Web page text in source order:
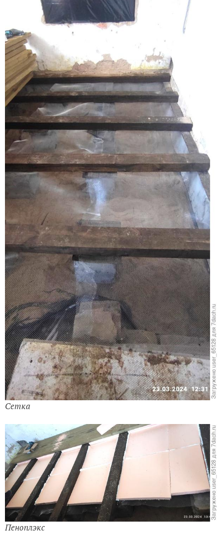
Сетка
Пеноплэкс